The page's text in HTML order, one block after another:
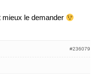
mieux le demander
#236079